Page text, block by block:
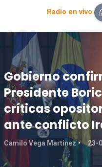
Radio en vivo
Gobierno
Presidente Boric
críticas
ante conflicto
Camilo Vega Martinez 23-